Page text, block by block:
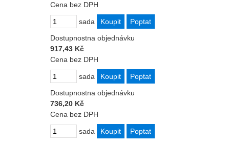
Cena bez DPH
sada
Dostupnostna objednávku
917,43 Kč
Cena bez DPH
sada
Dostupnostna objednávku
736,20 Kč
Cena bez DPH
sada